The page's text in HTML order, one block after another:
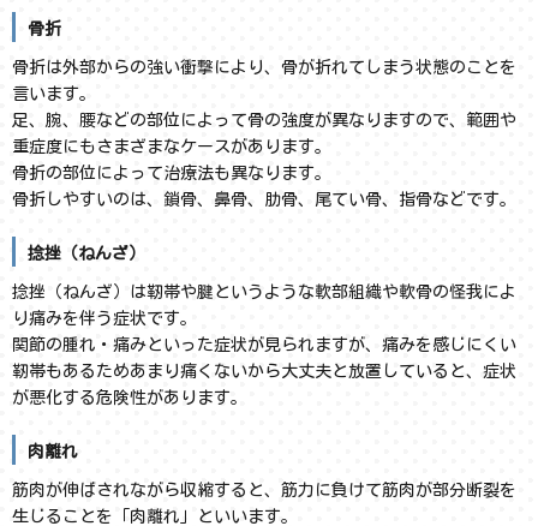
骨折
骨折は外部からの強い衝撃により、骨が折れてしまう状態のことを
言います。
足、腕、腰などの部位によって骨の強度が異なりますので、範囲や
重症度にもさまざまなケースがあります。
骨折の部位によって治療法も異なります。
骨折しやすいのは、鎖骨、鼻骨、肋骨、尾てい骨、指骨などです。
捻挫（ねんざ）
捻挫（ねんざ）は靭帯や腱というような軟部組織や軟骨の怪我によ
り痛みを伴う症状です。
関節の腫れ・痛みといった症状が見られますが、痛みを感じにくい
靭帯もあるためあまり痛くないから大丈夫と放置していると、症状
が悪化する危険性があります。
肉離れ
筋肉が伸ばされながら収縮すると、筋力に負けて筋肉が部分断裂を
生じることを「肉離れ」といいます。